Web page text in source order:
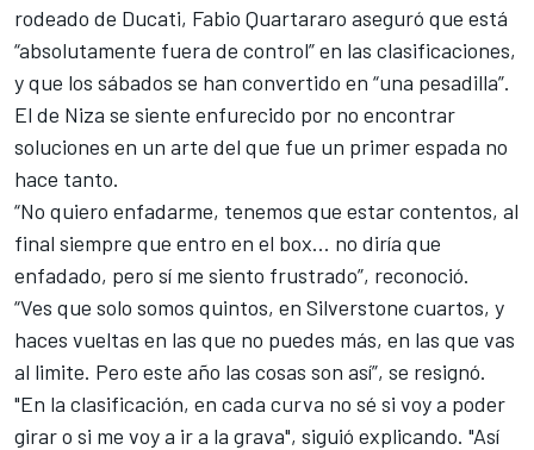
rodeado de Ducati, Fabio Quartararo aseguró que está
“absolutamente fuera de control” en las clasificaciones,
y que los sábados se han convertido en “una pesadilla”.
El de Niza se siente enfurecido por no encontrar
soluciones en un arte del que fue un primer espada no
hace tanto.
“No quiero enfadarme, tenemos que estar contentos, al
final siempre que entro en el box… no diría que
enfadado, pero sí me siento frustrado”, reconoció.
“Ves que solo somos quintos, en Silverstone cuartos, y
haces vueltas en las que no puedes más, en las que vas
al limite. Pero este año las cosas son así”, se resignó.
"En la clasificación, en cada curva no sé si voy a poder
girar o si me voy a ir a la grava", siguió explicando. "Así